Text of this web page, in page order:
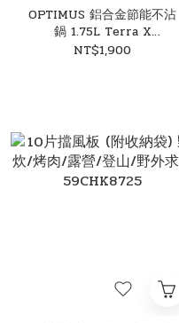
OPTIMUS 鋁合金節能不沾
鍋 1.75L Terra X
51OP8020676
NT$1,900